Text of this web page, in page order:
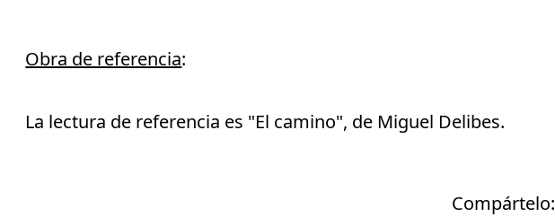
Obra de referencia:
La lectura de referencia es "El camino", de Miguel Delibes.
Compártelo: